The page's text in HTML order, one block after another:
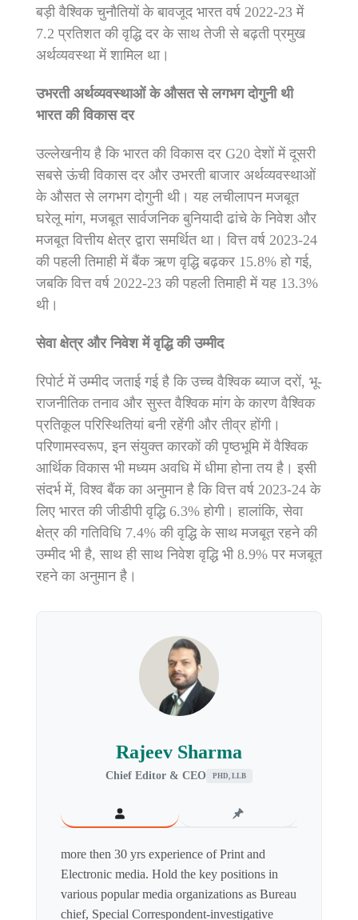
बड़ी वैश्विक चुनौतियों के बावजूद भारत वर्ष 2022-23 में
7.2 प्रतिशत की वृद्धि दर के साथ तेजी से बढ़ती प्रमुख
अर्थव्यवस्था में शामिल था।
उभरती अर्थव्यवस्थाओं के औसत से लगभग दोगुनी थी
भारत की विकास दर
उल्लेखनीय है कि भारत की विकास दर G20 देशों में दूसरी
सबसे ऊंची विकास दर और उभरती बाजार अर्थव्यवस्थाओं
के औसत से लगभग दोगुनी थी। यह लचीलापन मजबूत
घरेलू मांग, मजबूत सार्वजनिक बुनियादी ढांचे के निवेश और
मजबूत वित्तीय क्षेत्र द्वारा समर्थित था। वित्त वर्ष 2023-24
की पहली तिमाही में बैंक ऋण वृद्धि बढ़कर 15.8% हो गई,
जबकि वित्त वर्ष 2022-23 की पहली तिमाही में यह 13.3%
थी।
सेवा क्षेत्र और निवेश में वृद्धि की उम्मीद
रिपोर्ट में उम्मीद जताई गई है कि उच्च वैश्विक ब्याज दरों, भू-
राजनीतिक तनाव और सुस्त वैश्विक मांग के कारण वैश्विक
प्रतिकूल परिस्थितियां बनी रहेंगी और तीव्र होंगी।
परिणामस्वरूप, इन संयुक्त कारकों की पृष्ठभूमि में वैश्विक
आर्थिक विकास भी मध्यम अवधि में धीमा होना तय है। इसी
संदर्भ में, विश्व बैंक का अनुमान है कि वित्त वर्ष 2023-24 के
लिए भारत की जीडीपी वृद्धि 6.3% होगी। हालांकि, सेवा
क्षेत्र की गतिविधि 7.4% की वृद्धि के साथ मजबूत रहने की
उम्मीद भी है, साथ ही साथ निवेश वृद्धि भी 8.9% पर मजबूत
रहने का अनुमान है।
Rajeev Sharma
Chief Editor & CEO PHD, LLB
more then 30 yrs experience of Print and
Electronic media. Hold the key positions in
various popular media organizations as Bureau
chief, Special Correspondent-investigative